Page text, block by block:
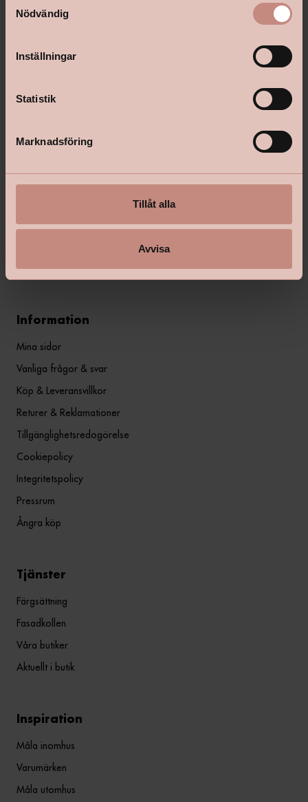
Nödvändig
Inställningar
Statistik
Marknadsföring
Tillåt alla
Avvisa
Följ oss:
Happy Homes är Sveriges äldsta frivilliga färghandelskedja med
handlare har en bred kunskap efter många år i butik, ibland i
flera generationer. Happy Homes har funnits i sin nuvarande
kostym sedan 2010, men grundades som frivillig
Information
Mina sidor
Vanliga frågor & svar
Köp & Leveransvillkor
Returer & Reklamationer
Tillgänglighetsredogörelse
Cookiepolicy
Integritetspolicy
Pressrum
Ångra köp
Tjänster
Färgsättning
Fasadkollen
Våra butiker
Aktuellt i butik
Inspiration
Måla inomhus
Varumärken
Måla utomhus